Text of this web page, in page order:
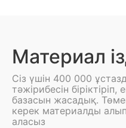
Материал
Сіз үшін 400 000
тәжірибесін
базасын жасадық.
керек материалды
аласыз